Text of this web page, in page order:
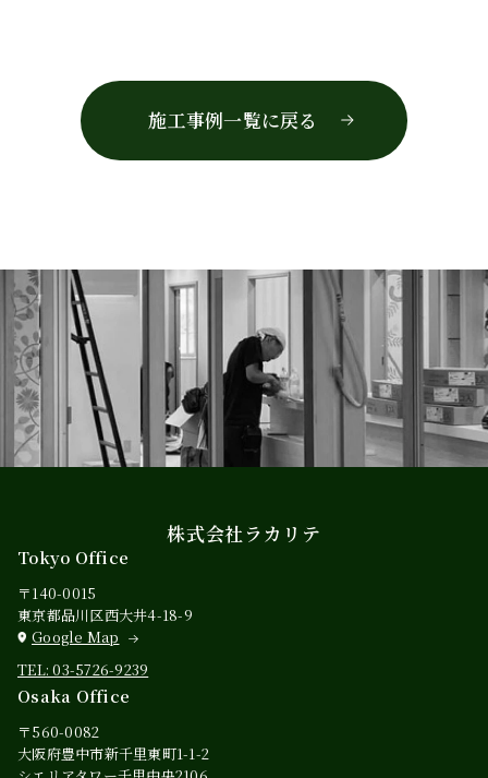
施工事例一覧に戻る
株式会社ラカリテ
Tokyo Office
〒140-0015
東京都品川区西大井4-18-9
Google Map
TEL: 03-5726-9239
Osaka Office
〒560-0082
大阪府豊中市新千里東町1-1-2